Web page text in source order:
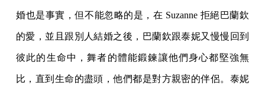
婚也是事實，但不能忽略的是，在 Suzanne 拒絕巴蘭欽
的愛，並且跟別人結婚之後，巴蘭欽跟泰妮又慢慢回到
彼此的生命中，舞者的體能鍛鍊讓他們身心都堅強無
比，直到生命的盡頭，他們都是對方親密的伴侶。泰妮